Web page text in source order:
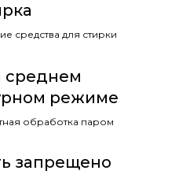
средства для стирки
среднем
режиме
обработка паром
запрещено